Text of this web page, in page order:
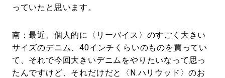
っていたと思います。
南：最近、個人的に〈リーバイス〉のすごく大きい
サイズのデニム、40インチくらいのものを買ってい
て、それで今回大きいデニムをやりたいなって思っ
たんですけど、それだけだと〈N.ハリウッド〉のお